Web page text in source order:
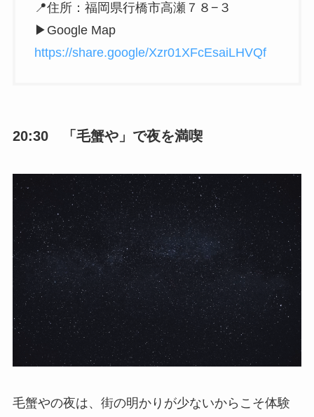
📍住所：福岡県行橋市高瀬７８−３
▶︎Google Map
https://share.google/Xzr01XFcEsaiLHVQf
20:30 「毛蟹や」で夜を満喫
毛蟹やの夜は、街の明かりが少ないからこそ体験